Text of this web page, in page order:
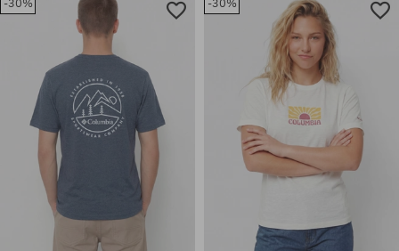
Elérhető méretek:
Elérhető méretek:
-30% -30%